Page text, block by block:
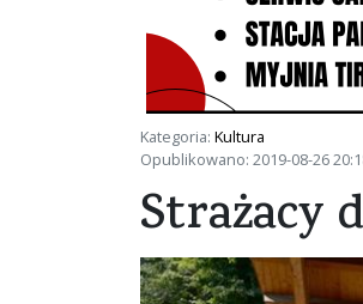
Kategoria: Kultura
Opublikowano: 2019-08-26
Strażacy